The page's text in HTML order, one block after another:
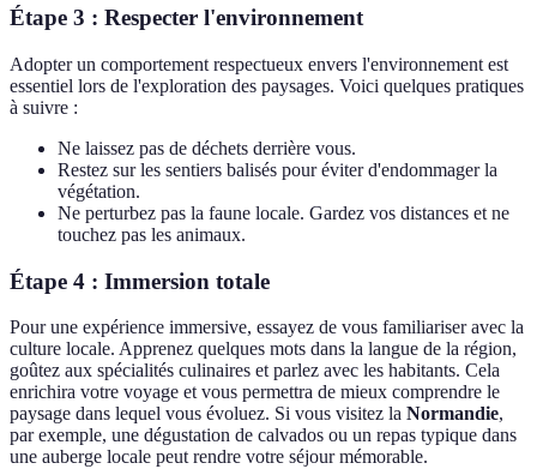
Étape 3 : Respecter l'environnement
Adopter un comportement respectueux envers l'environnement est
essentiel lors de l'exploration des paysages. Voici quelques pratiques
à suivre :
Ne laissez pas de déchets derrière vous.
Restez sur les sentiers balisés pour éviter d'endommager la
végétation.
Ne perturbez pas la faune locale. Gardez vos distances et ne
touchez pas les animaux.
Étape 4 : Immersion totale
Pour une expérience immersive, essayez de vous familiariser avec la
culture locale. Apprenez quelques mots dans la langue de la région,
goûtez aux spécialités culinaires et parlez avec les habitants. Cela
enrichira votre voyage et vous permettra de mieux comprendre le
paysage dans lequel vous évoluez. Si vous visitez la Normandie,
par exemple, une dégustation de calvados ou un repas typique dans
une auberge locale peut rendre votre séjour mémorable.